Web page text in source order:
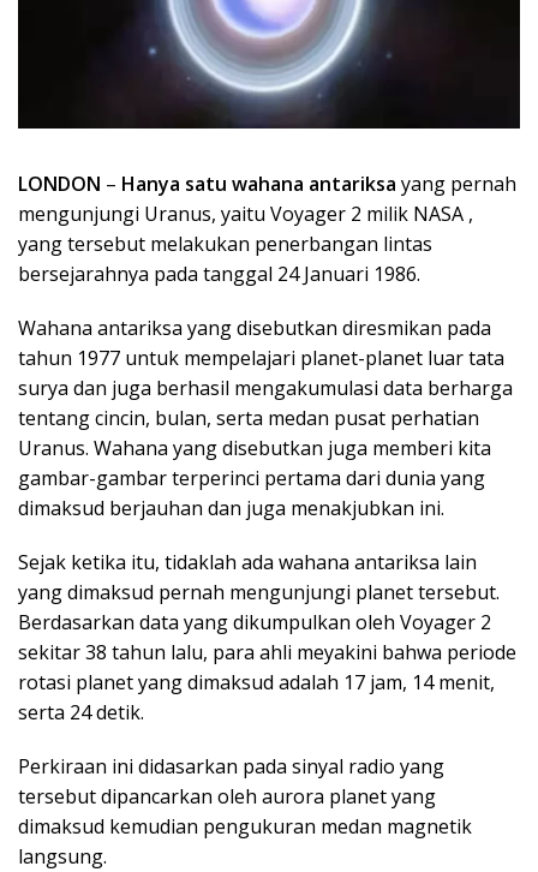
LONDON – Hanya satu wahana antariksa yang pernah
mengunjungi Uranus, yaitu Voyager 2 milik NASA ,
yang tersebut melakukan penerbangan lintas
bersejarahnya pada tanggal 24 Januari 1986.
Wahana antariksa yang disebutkan diresmikan pada
tahun 1977 untuk mempelajari planet-planet luar tata
surya dan juga berhasil mengakumulasi data berharga
tentang cincin, bulan, serta medan pusat perhatian
Uranus. Wahana yang disebutkan juga memberi kita
gambar-gambar terperinci pertama dari dunia yang
dimaksud berjauhan dan juga menakjubkan ini.
Sejak ketika itu, tidaklah ada wahana antariksa lain
yang dimaksud pernah mengunjungi planet tersebut.
Berdasarkan data yang dikumpulkan oleh Voyager 2
sekitar 38 tahun lalu, para ahli meyakini bahwa periode
rotasi planet yang dimaksud adalah 17 jam, 14 menit,
serta 24 detik.
Perkiraan ini didasarkan pada sinyal radio yang
tersebut dipancarkan oleh aurora planet yang
dimaksud kemudian pengukuran medan magnetik
langsung.